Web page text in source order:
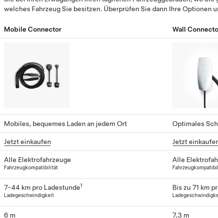
welches Fahrzeug Sie besitzen. Überprüfen Sie dann Ihre Optionen
Mobile Connector Wall
Mobiles, bequemes Laden an jedem Ort Optimales
Jetzt einkaufen Jetzt
Alle Elektrofahrzeuge
Fahrzeugkompatibilität
Alle
7-44 km pro Ladestunde1
Ladegeschwindigkeit
Bis zu 71 km
6 m 7,3 m